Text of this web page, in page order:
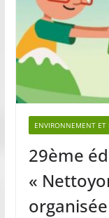
ENVIRONNEMENT ET
29ème
«